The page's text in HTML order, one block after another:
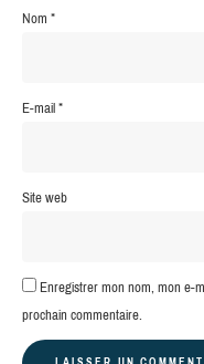
Nom*
E-mail*
Site web
Enregistrer mon nom, mon e-
prochain commentaire.